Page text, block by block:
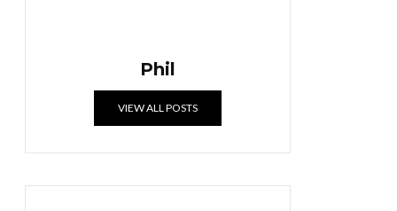
Phil
VIEW ALL POSTS